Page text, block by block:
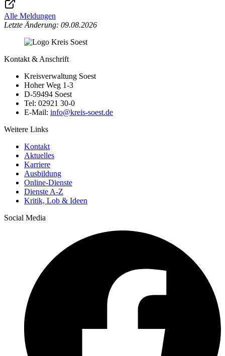
Alle Meldungen
Letzte Änderung: 09.08.2026
Kontakt & Anschrift
Kreisverwaltung Soest
Hoher Weg 1-3
D-59494 Soest
Tel: 02921 30-0
E-Mail: info@​kreis-soest.de
Weitere Links
Kontakt
Aktuelles
Karriere
Ausbildung
Online-Dienste
Dienste A-Z
Kritik, Lob & Ideen
Social Media